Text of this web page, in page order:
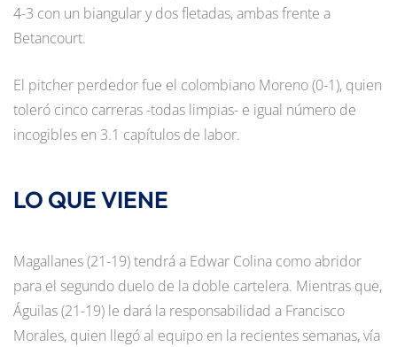
4-3 con un biangular y dos fletadas, ambas frente a
Betancourt.
El pitcher perdedor fue el colombiano Moreno (0-1), quien
toleró cinco carreras -todas limpias- e igual número de
incogibles en 3.1 capítulos de labor.
LO QUE VIENE
Magallanes (21-19) tendrá a Edwar Colina como abridor
para el segundo duelo de la doble cartelera. Mientras que,
Águilas (21-19) le dará la responsabilidad a Francisco
Morales, quien llegó al equipo en la recientes semanas, vía